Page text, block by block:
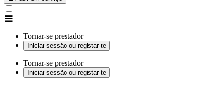
Tornar-se prestador
Iniciar sessão ou registar-te
Tornar-se prestador
Iniciar sessão ou registar-te